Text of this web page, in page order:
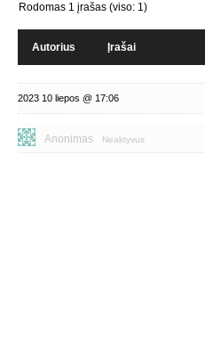
Rodomas 1 įrašas (viso: 1)
Autorius Įrašai
2023 10 liepos @ 17:06
Anonimas Neaktyvus